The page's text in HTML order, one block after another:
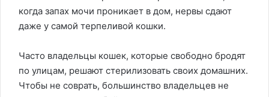
когда запах мочи проникает в дом, нервы сдают
даже у самой терпеливой кошки.
Часто владельцы кошек, которые свободно бродят
по улицам, решают стерилизовать своих домашних.
Чтобы не соврать, большинство владельцев не